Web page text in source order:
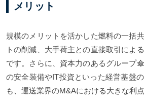
メリット
規模のメリットを活かした燃料の一括
トの削減、大手荷主との直接取引によ
です。さらに、資本力のあるグループ
の安全装備やIT投資といった経営基盤
も、運送業界のM&Aにおける大きな利点